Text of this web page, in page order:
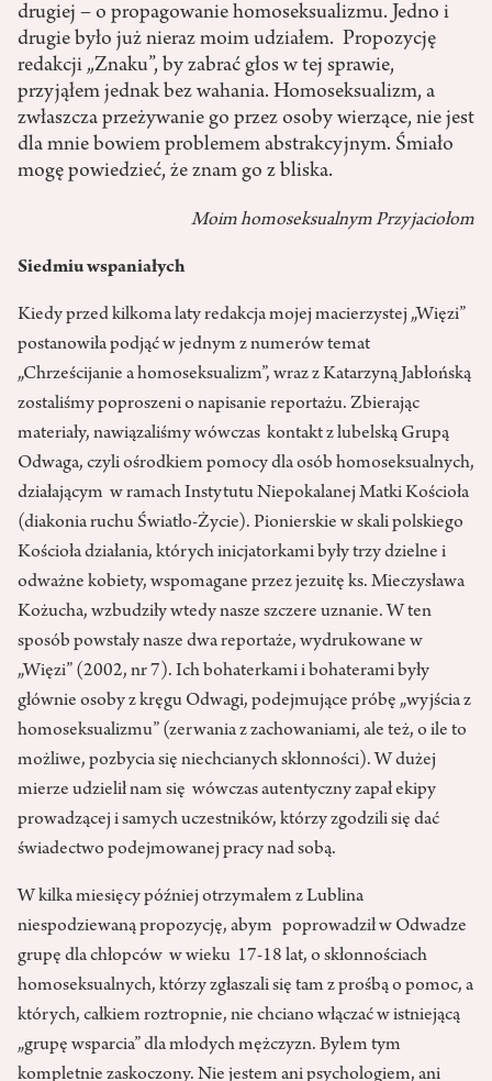
drugiej – o propagowanie homoseksualizmu. Jedno i
drugie było już nieraz moim udziałem. Propozycję
redakcji „Znaku”, by zabrać głos w tej sprawie,
przyjąłem jednak bez wahania. Homoseksualizm, a
zwłaszcza przeżywanie go przez osoby wierzące, nie jest
dla mnie bowiem problemem abstrakcyjnym. Śmiało
mogę powiedzieć, że znam go z bliska.
Moim homoseksualnym Przyjaciołom
Siedmiu wspaniałych
Kiedy przed kilkoma laty redakcja mojej macierzystej „Więzi”
postanowiła podjąć w jednym z numerów temat
„Chrześcijanie a homoseksualizm”, wraz z Katarzyną Jabłońską
zostaliśmy poproszeni o napisanie reportażu. Zbierając
materiały, nawiązaliśmy wówczas kontakt z lubelską Grupą
Odwaga, czyli ośrodkiem pomocy dla osób homoseksualnych,
działającym w ramach Instytutu Niepokalanej Matki Kościoła
(diakonia ruchu Światło-Życie). Pionierskie w skali polskiego
Kościoła działania, których inicjatorkami były trzy dzielne i
odważne kobiety, wspomagane przez jezuitę ks. Mieczysława
Kożucha, wzbudziły wtedy nasze szczere uznanie. W ten
sposób powstały nasze dwa reportaże, wydrukowane w
„Więzi” (2002, nr 7). Ich bohaterkami i bohaterami były
głównie osoby z kręgu Odwagi, podejmujące próbę „wyjścia z
homoseksualizmu” (zerwania z zachowaniami, ale też, o ile to
możliwe, pozbycia się niechcianych skłonności). W dużej
mierze udzielił nam się wówczas autentyczny zapał ekipy
prowadzącej i samych uczestników, którzy zgodzili się dać
świadectwo podejmowanej pracy nad sobą.
W kilka miesięcy później otrzymałem z Lublina
niespodziewaną propozycję, abym poprowadził w Odwadze
grupę dla chłopców w wieku 17-18 lat, o skłonnościach
homoseksualnych, którzy zgłaszali się tam z prośbą o pomoc, a
których, całkiem roztropnie, nie chciano włączać w istniejącą
„grupę wsparcia” dla młodych mężczyzn. Byłem tym
kompletnie zaskoczony. Nie jestem ani psychologiem, ani